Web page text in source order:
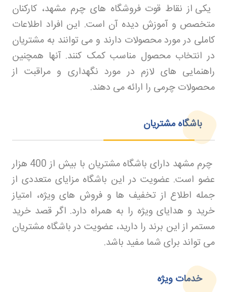
یکی از نقاط قوت فروشگاه های چرم مشهد، کارکنان
متخصص و آموزش دیده آن است. این افراد اطلاعات
کاملی در مورد محصولات دارند و می توانند به مشتریان
در انتخاب محصول مناسب کمک کنند. آنها همچنین
راهنمایی های لازم در مورد نگهداری و مراقبت از
محصولات چرمی را ارائه می دهند.
باشگاه مشتریان
چرم مشهد دارای باشگاه مشتریان با بیش از 400 هزار
عضو است. عضویت در این باشگاه مزایای متعددی از
جمله اطلاع از تخفیف ها و فروش های ویژه، امتیاز
خرید و هدایای ویژه را به همراه دارد. اگر قصد خرید
مستمر از این برند را دارید، عضویت در باشگاه مشتریان
می تواند برای شما مفید باشد.
خدمات ویژه